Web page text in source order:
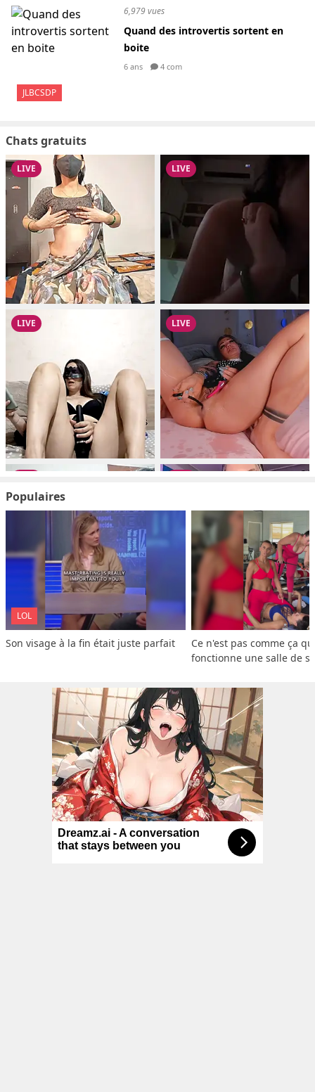
JLBCSDP
6,979 vues
Quand des introvertis sortent en
boite
6 ans 4 com
Chats gratuits
Populaires
LOL
Son visage à la fin était juste parfait
Ce n'est pas comme ça
fonctionne une salle de